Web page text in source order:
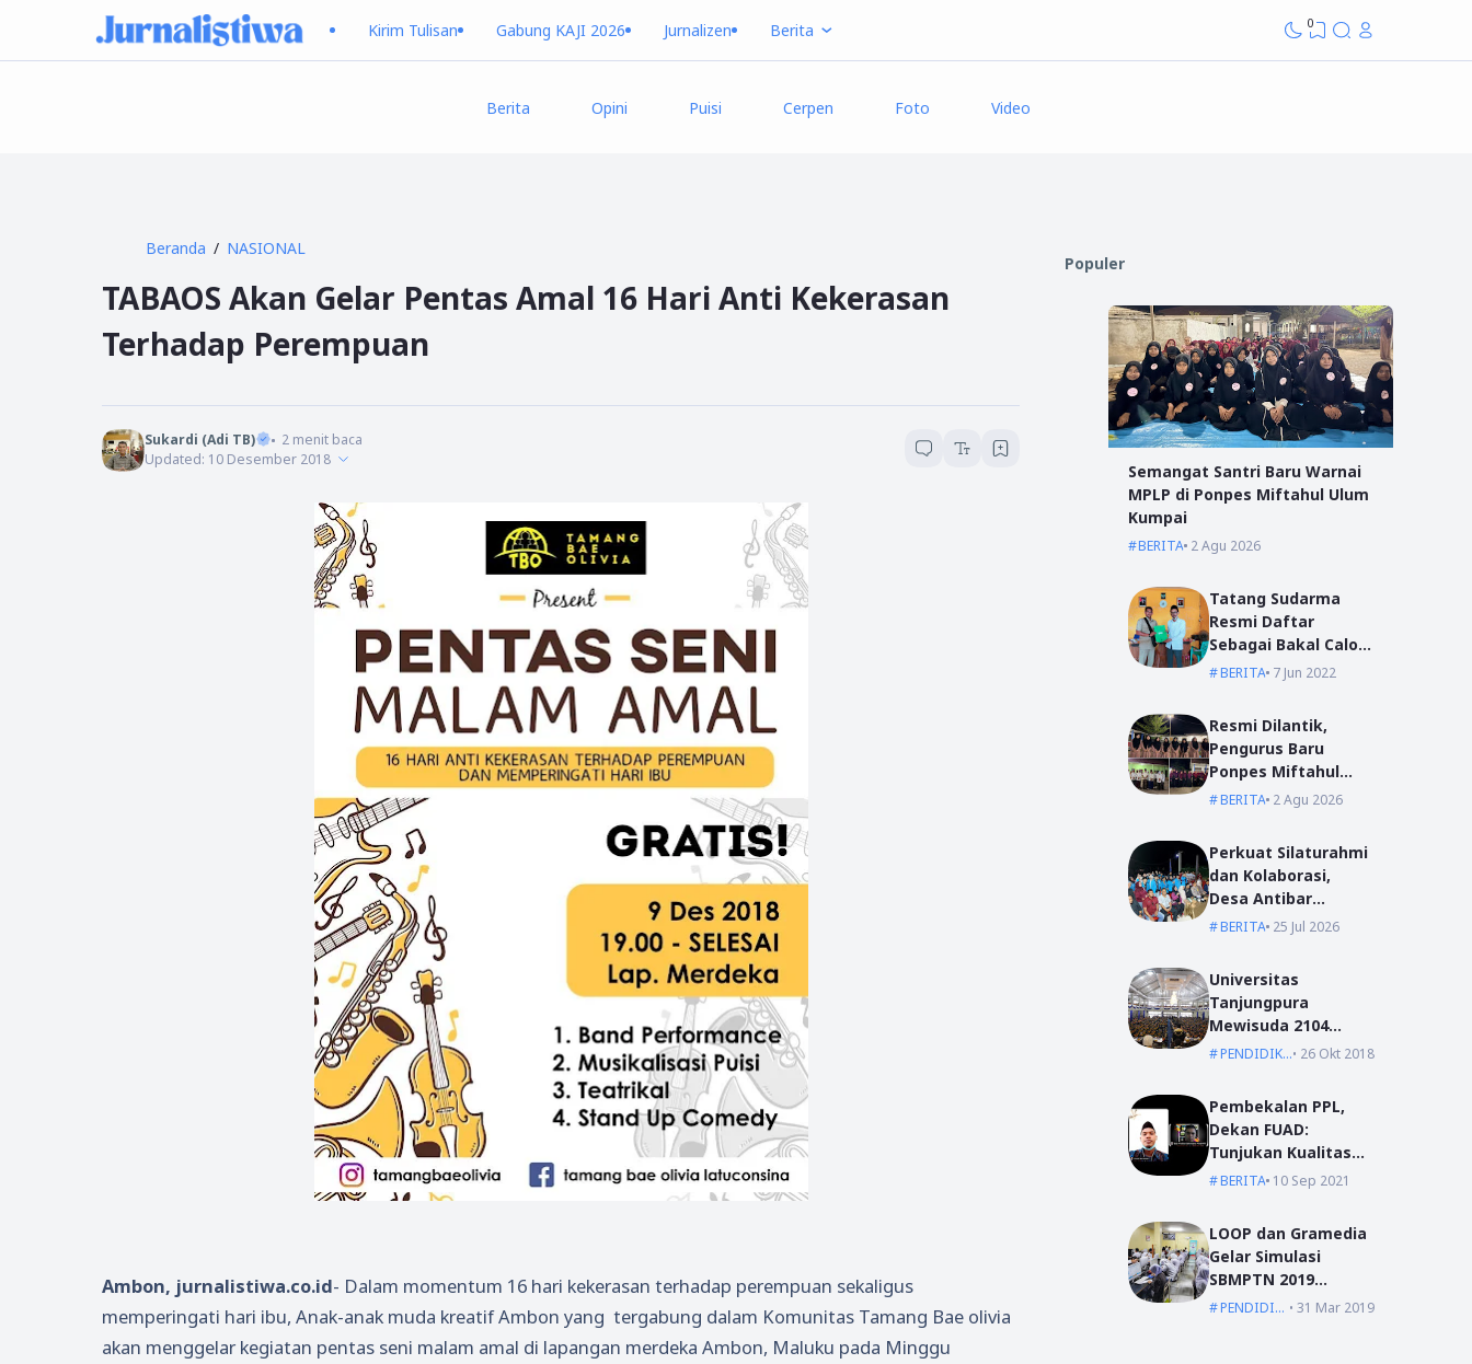
Kirim Tulisan Gabung KAJI 2026 Jurnalizen Berita 0
Berita Opini Puisi Cerpen Foto Video
Beranda NASIONAL
TABAOS Akan Gelar Pentas Amal 16 Hari Anti Kekerasan
Terhadap Perempuan
Sukardi (Adi TB) 2menit baca
Updated: 10 Desember 2018
Ambon, jurnalistiwa.co.id- Dalam momentum 16 hari kekerasan terhadap perempuan sekaligus
memperingati hari ibu, Anak-anak muda kreatif Ambon yang tergabung dalam Komunitas Tamang Bae olivia
akan menggelar kegiatan pentas seni malam amal di lapangan merdeka Ambon, Maluku pada Minggu
Populer
Semangat Santri Baru Warnai
MPLP di Ponpes Miftahul Ulum
Kumpai
BERITA 2 Agu 2026
Tatang Sudarma
Resmi Daftar
Sebagai Bakal Calon
Kepala Desa Mas
BERITA 7 Jun 2022
Resmi Dilantik,
Pengurus Baru
Ponpes Miftahul
Ulum Siap Emban
BERITA 2 Agu 2026
Perkuat Silaturahmi
dan Kolaborasi,
Desa Antibar
Sambut Mahasiswa
BERITA 25 Jul 2026
Universitas
Tanjungpura
Mewisuda 2104
Lulusan pada
PENDIDIKAN26 Okt 2018
Pembekalan PPL,
Dekan FUAD:
Tunjukan Kualitas
Dengan Akhlak
BERITA 10 Sep 2021
LOOP dan Gramedia
Gelar Simulasi
SBMPTN 2019
Serentak Se-
PENDIDIKAN31 Mar 2019